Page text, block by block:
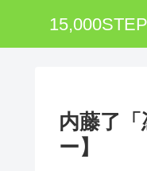
内藤了
ー】